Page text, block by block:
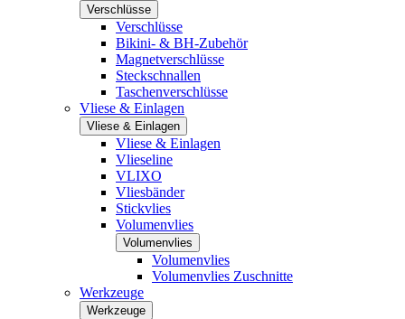
Verschlüsse
Verschlüsse
Bikini- & BH-Zubehör
Magnetverschlüsse
Steckschnallen
Taschenverschlüsse
Vliese & Einlagen
Vliese & Einlagen
Vliese & Einlagen
Vlieseline
VLIXO
Vliesbänder
Stickvlies
Volumenvlies
Volumenvlies
Volumenvlies
Volumenvlies Zuschnitte
Werkzeuge
Werkzeuge